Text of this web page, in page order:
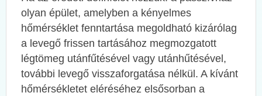
olyan épület, amelyben a kényelmes
hőmérséklet fenntartása megoldható kizárólag
a levegő frissen tartásához megmozgatott
légtömeg utánfűtésével vagy utánhűtésével,
további levegő visszaforgatása nélkül. A kívánt
hőmérsékletet eléréséhez elsősorban a